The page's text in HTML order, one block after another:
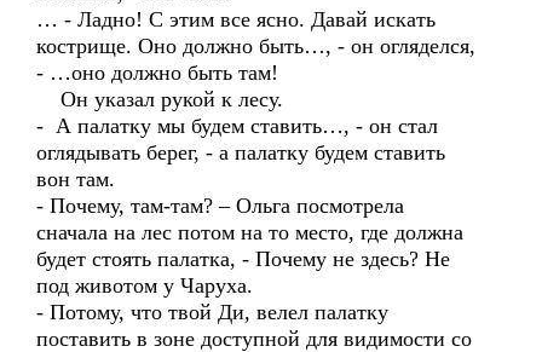
… - Ладно! С этим все ясно. Давай искать
кострище. Оно должно быть…, - он огляделся,
- …оно должно быть там!
Он указал рукой к лесу.
- А палатку мы будем ставить…, - он стал
оглядывать берег, - а палатку будем ставить
вон там.
- Почему, там-там? – Ольга посмотрела
сначала на лес потом на то место, где должна
будет стоять палатка, - Почему не здесь? Не
под животом у Чаруха.
- Потому, что твой Ди, велел палатку
поставить в зоне доступной для видимости со